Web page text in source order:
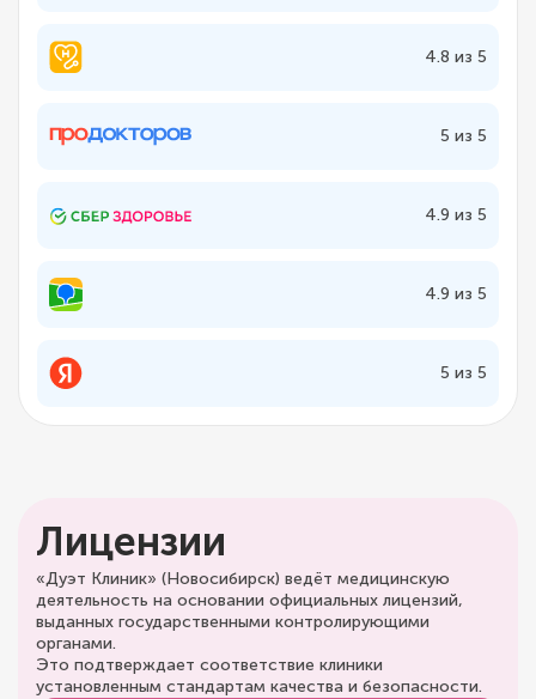
4.8 из 5
5 из 5
4.9 из 5
4.9 из 5
5 из 5
Лицензии
«Дуэт Клиник» (Новосибирск) ведёт медицинскую
деятельность на основании официальных лицензий,
выданных государственными контролирующими
органами.
Это подтверждает соответствие клиники
установленным стандартам качества и безопасности.